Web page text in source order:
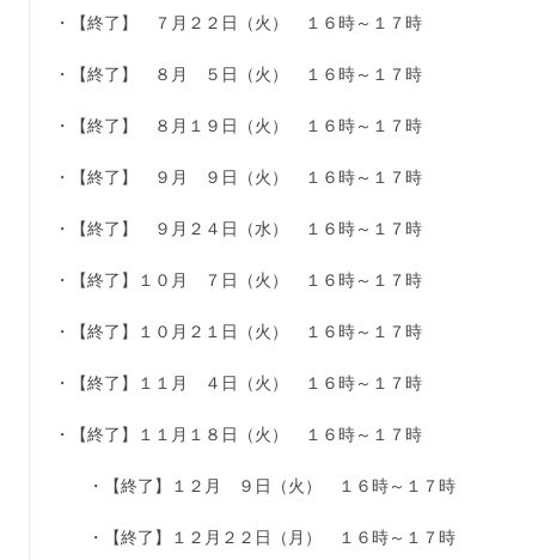
・【終了】 ７月２２日（火） １６時～１７時
・【終了】 ８月 ５日（火） １６時～１７時
・【終了】 ８月１９日（火） １６時～１７時
・【終了】 ９月 ９日（火） １６時～１７時
・【終了】 ９月２４日（水） １６時～１７時
・【終了】１０月 ７日（火） １６時～１７時
・【終了】１０月２１日（火） １６時～１７時
・【終了】１１月 ４日（火） １６時～１７時
・【終了】１１月１８日（火） １６時～１７時
・【終了】１２月 ９日（火） １６時～１７時
・【終了】１２月２２日（月） １６時～１７時